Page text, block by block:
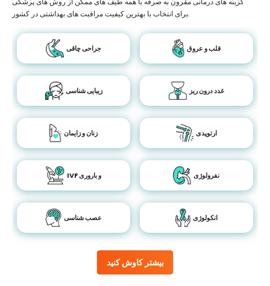
بیشتر کاوش کنید
برای انتخاب با بهترین کیفیت مراقبت های بهداشتی در کشور.
جراحی چاقی قلب و عروق
زیبایی شناسی غدد درون ریز
زنان و زایمان ارتوپدی
IVF و باروری نفرولوژی
عصب شناسی انکولوژی